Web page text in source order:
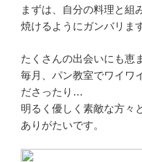
まずは、自分の料理と組
焼けるようにガンバリま
たくさんの出会いにも恵
毎月、パン教室でワイワ
ださったり…
明るく優しく素敵な方々
ありがたいです。